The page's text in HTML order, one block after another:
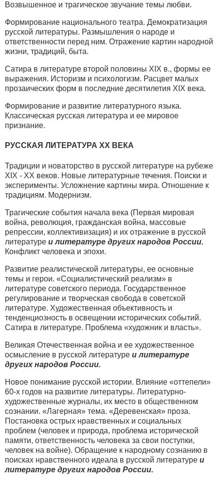
Возвышенное и трагическое звучание темы любви.
Формирование национального театра. Демократизация
русской литературы. Размышления о народе и
ответственности перед ним. Отражение картин народной
жизни, традиций, быта.
Сатира в литературе второй половины XIX в., формы ее
выражения. Историзм и психологизм. Расцвет малых
прозаических форм в последние десятилетия XIX века.
Формирование и развитие литературного языка.
Классическая русская литература и ее мировое
признание.
РУССКАЯ ЛИТЕРАТУРА XX ВЕКА
Традиции и новаторство в русской литературе на рубеже
XIX - ХХ веков. Новые литературные течения. Поиски и
эксперименты. Усложнение картины мира. Отношение к
традициям. Модернизм.
Трагические события начала века (Первая мировая
война, революция, гражданская война, массовые
репрессии, коллективизация) и их отражение в русской
литературе и литературе других народов России.
Конфликт человека и эпохи.
Развитие реалистической литературы, ее основные
темы и герои. «Социалистический реализм» в
литературе советского периода. Государственное
регулирование и творческая свобода в советской
литературе. Художественная объективность и
тенденциозность в освещении исторических событий.
Сатира в литературе. Проблема «художник и власть».
Великая Отечественная война и ее художественное
осмысление в русской литературе и литературе
других народов России.
Новое понимание русской истории. Влияние «оттепели»
60-х годов на развитие литературы. Литературно-
художественные журналы, их место в общественном
сознании. «Лагерная» тема. «Деревенская» проза.
Постановка острых нравственных и социальных
проблем (человек и природа, проблема исторической
памяти, ответственность человека за свои поступки,
человек на войне). Обращение к народному сознанию в
поисках нравственного идеала в русской литературе и
литературе других народов России.